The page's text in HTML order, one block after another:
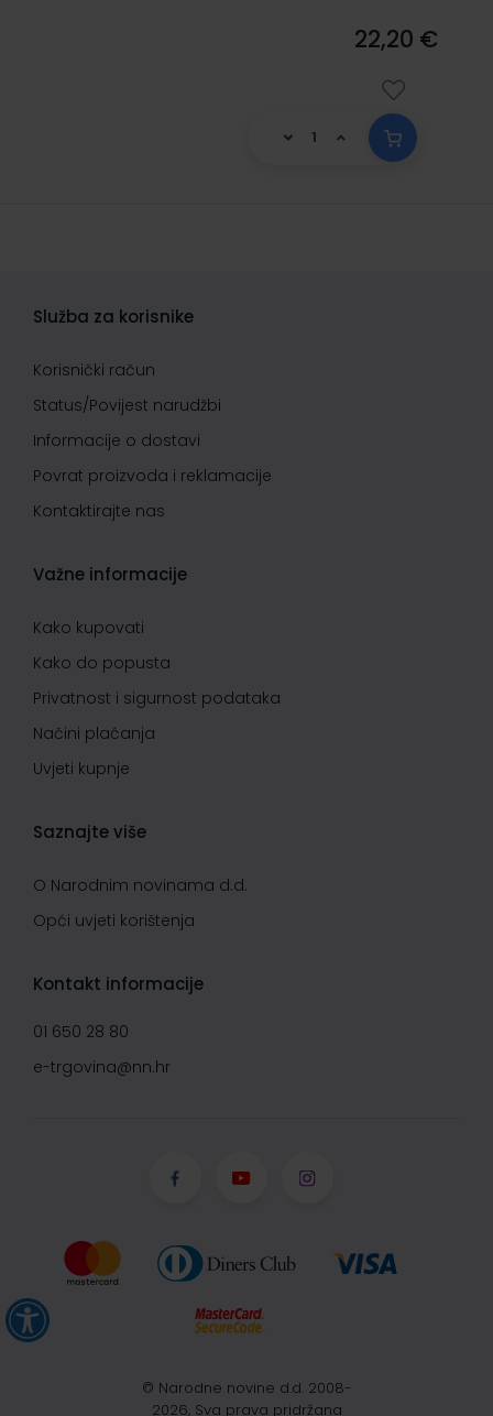
22,20 €
Služba za korisnike
Korisnički račun
Status/Povijest narudžbi
Informacije o dostavi
Povrat proizvoda i reklamacije
Kontaktirajte nas
Važne informacije
Kako kupovati
Kako do popusta
Privatnost i sigurnost podataka
Načini plaćanja
Uvjeti kupnje
Saznajte više
O Narodnim novinama d.d.
Opći uvjeti korištenja
Kontakt informacije
01 650 28 80
e-trgovina@nn.hr
© Narodne novine d.d. 2008-
2026, Sva prava pridržana